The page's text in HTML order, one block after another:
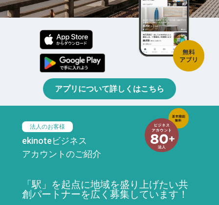
アプリについて詳しくはこちら
法人のお客様
ekinoteビジネス
アカウントのご紹介
「駅」を起点に地域を盛り上げたい共
創パートナーを広く募集しています！